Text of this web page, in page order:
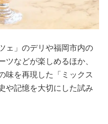
ェ」のデリや福岡市内の
ツなどが楽しめるほか、
味を再現した「ミックス
や記憶を大切にした試み